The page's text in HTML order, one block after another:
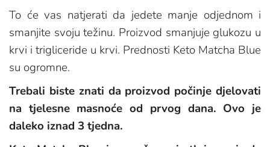
To će vas natjerati da jedete manje odjednom i
smanjite svoju težinu. Proizvod smanjuje glukozu u
krvi i trigliceride u krvi. Prednosti Keto Matcha Blue
su ogromne.
Trebali biste znati da proizvod počinje djelovati
na tjelesne masnoće od prvog dana. Ovo je
daleko iznad 3 tjedna.